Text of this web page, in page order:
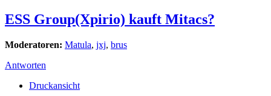
ESS Group(Xpirio) kauft Mitacs?
Moderatoren: Matula, jxj, brus
Antworten
Druckansicht